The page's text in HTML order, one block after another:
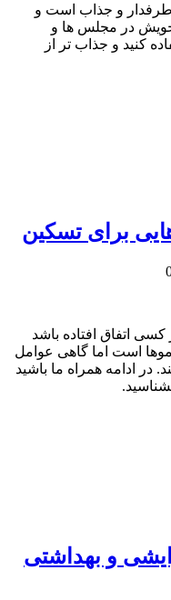
و جذاب است و
خویش در مجلس ها و
کنید و جذاب تر از
برای تسکین
اتفاق افتاده باشد
است اما گاهی عوامل
در ادامه همراه ما باشید
و بهداشتی